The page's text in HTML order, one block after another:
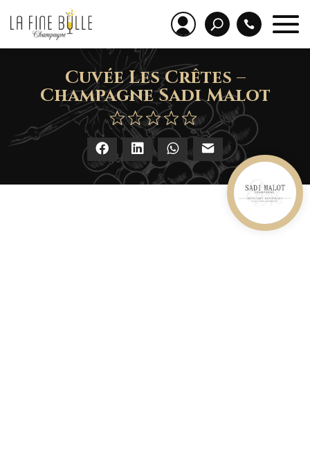
Cuvée Les Crêtes –
Champagne Sadi Malot
Facebook LinkedIn WhatsApp E-mail